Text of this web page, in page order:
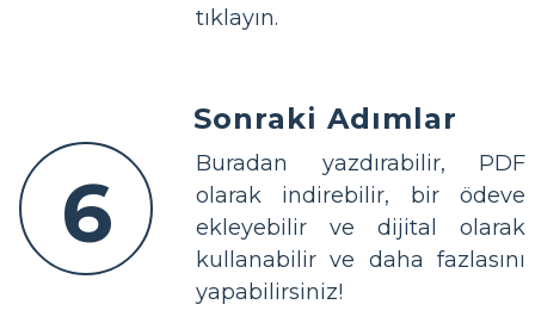
tıklayın.
6
Sonraki Adımlar
Buradan yazdırabilir, PDF
olarak indirebilir, bir ödeve
ekleyebilir ve dijital olarak
kullanabilir ve daha fazlasını
yapabilirsiniz!